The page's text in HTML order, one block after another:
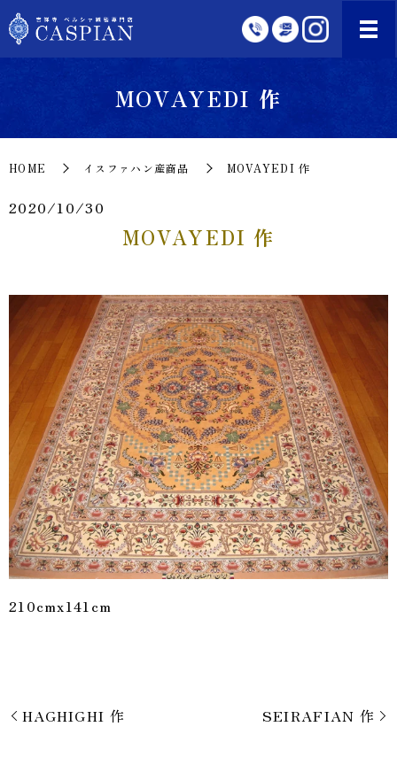
MOVAYEDI 作
HOME イスファハン産商品 MOVAYEDI 作
2020/10/30
MOVAYEDI 作
210cmx141cm
HAGHIGHI 作 SEIRAFIAN 作